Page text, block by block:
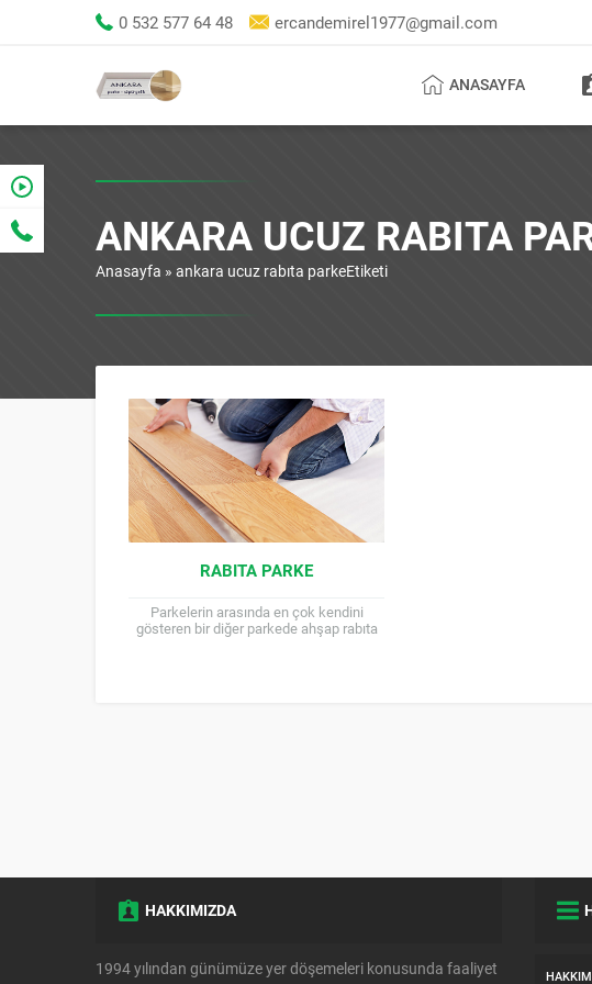
0 532 577 64 48 ercandemirel1977@gmail.com
ANASAYFA
ANKARA UCUZ RABITA
Anasayfa » ankara ucuz rabıta parkeEtiketi
RABITA PARKE
Parkelerin arasında en çok kendini
gösteren bir diğer parkede ahşap rabıta
HAKKIMIZDA
1994 yılından günümüze yer döşemeleri konusunda faaliyet